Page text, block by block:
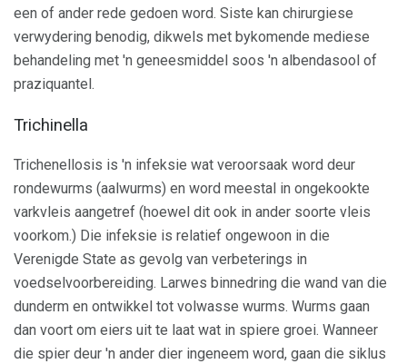
een ​​of ander rede gedoen word. Siste kan chirurgiese
verwydering benodig, dikwels met bykomende mediese
behandeling met 'n geneesmiddel soos 'n albendasool of
praziquantel.
Trichinella
Trichenellosis is 'n infeksie wat veroorsaak word deur
rondewurms (aalwurms) en word meestal in ongekookte
varkvleis aangetref (hoewel dit ook in ander soorte vleis
voorkom.) Die infeksie is relatief ongewoon in die
Verenigde State as gevolg van verbeterings in
voedselvoorbereiding. Larwes binnedring die wand van die
dunderm en ontwikkel tot volwasse wurms. Wurms gaan
dan voort om eiers uit te laat wat in spiere groei. Wanneer
die spier deur 'n ander dier ingeneem word, gaan die siklus